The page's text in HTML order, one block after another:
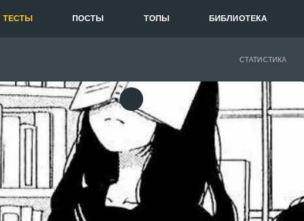
ТЕСТЫ ПОСТЫ ТОПЫ БИБЛИОТЕКА
СТАТИСТИКА